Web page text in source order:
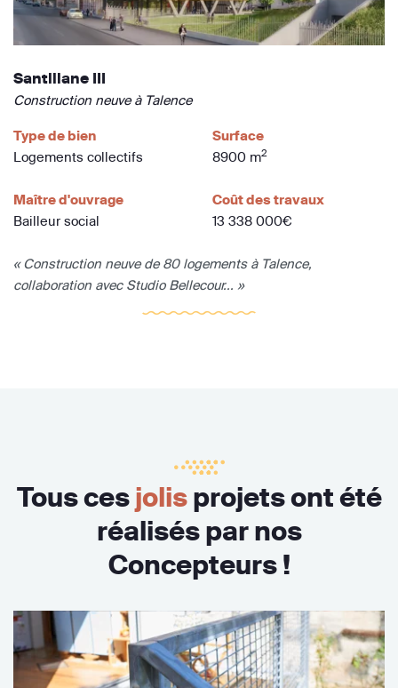
Santillane III
Construction neuve à Talence
Type de bien
Logements collectifs
Surface
8900 m2
Maître d'ouvrage
Bailleur social
Coût des travaux
13 338 000€
« Construction neuve de 80 logements à Talence,
collaboration avec Studio Bellecour... »
Tous cesjolisprojets ont été
réalisés par nos
Concepteurs !